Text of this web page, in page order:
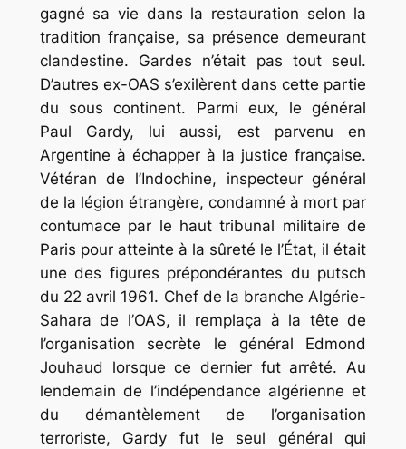
gagné sa vie dans la restauration selon la
tradition française, sa présence demeurant
clandestine. Gardes n’était pas tout seul.
D’autres ex-OAS s’exilèrent dans cette partie
du sous continent. Parmi eux, le général
Paul Gardy, lui aussi, est parvenu en
Argentine à échapper à la justice française.
Vétéran de l’Indochine, inspecteur général
de la légion étrangère, condamné à mort par
contumace par le haut tribunal militaire de
Paris pour atteinte à la sûreté le l’État, il était
une des figures prépondérantes du putsch
du 22 avril 1961. Chef de la branche Algérie-
Sahara de l’OAS, il remplaça à la tête de
l’organisation secrète le général Edmond
Jouhaud lorsque ce dernier fut arrêté. Au
lendemain de l’indépendance algérienne et
du démantèlement de l’organisation
terroriste, Gardy fut le seul général qui